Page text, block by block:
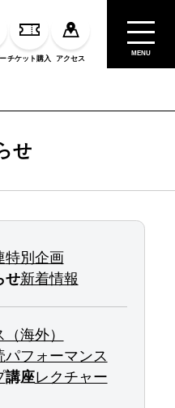
チケット購入 アクセス
MENU
せ
特別企画
せ新着情報
海外）
パフォーマンス
講座レクチャー